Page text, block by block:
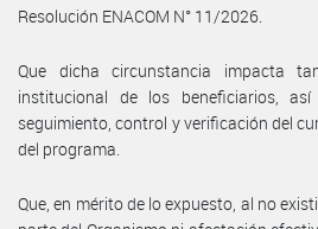
Resolución ENACOM N° 11/2026.
Que dicha circunstancia impacta
institucional de los beneficiarios,
seguimiento, control y verificación del
del programa.
Que, en mérito de lo expuesto, al no